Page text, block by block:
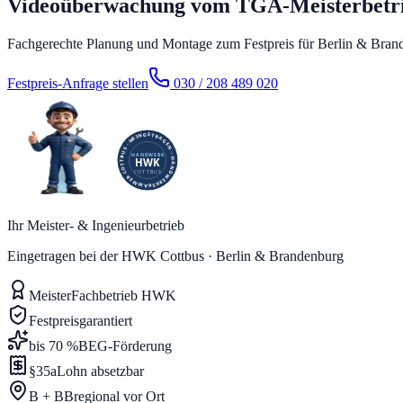
Videoüberwachung vom TGA-
Fachgerechte Planung und Montage zum Festpreis für Berlin &
Festpreis-Anfrage stellen 030 / 208 489 020
Ihr Meister- & Ingenieurbetrieb
Eingetragen bei der HWK Cottbus · Berlin & Brandenburg
MeisterFachbetrieb HWK
Festpreisgarantiert
bis 70 %BEG-Förderung
§35aLohn absetzbar
B + BBregional vor Ort